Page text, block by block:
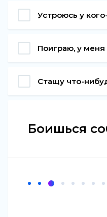
Устроюсь у
Поиграю, у
Стащу что-
Боишься